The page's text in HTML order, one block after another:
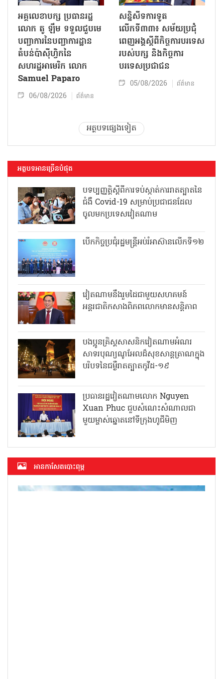
អគ្គលេខាបក្ស ប្រធានរដ្ឋ
លោក តូ ឡឹម ទទួលជួបមេ
បញ្ជាការនៃបញ្ជាការដ្ឋាន
តំបន់ប៉ាស៊ីហ្វិកនៃ
សហរដ្ឋអាមេរិក លោក
Samuel Paparo
06/08/2026 ព័ត៌មាន
សន្និសីទការទូត
លើកទី៣៣៖ សម័យប្រជុំ
ពេញអង្គស្តីពីកិច្ច​ការបរទេស
របស់​បក្ស និងកិច្ច​ការ
បរទេសប្រជាជន
05/08/2026 ព័ត៌មាន
អត្ថបទផ្សេងទៀត
អត្ថបទអានច្រើនបំផុត
បទប្បញ្ញត្តិស្តីពីការទប់ស្កាត់ការរាតត្បាតនៃ
ជំងឺ Covid-19 សម្រាប់ប្រជាជនដែល
ចូលមកប្រទេសវៀតណាម
បើកកិច្ចប្រជុំរដ្ឋមន្ត្រីអប់រំអាស៊ានលើកទី១២
វៀតណាមនឹងរួមដៃជាមួយសហគមន៍
អន្តរជាតិកសាងពិភពលោកមានសន្តិភាព
បងប្អូនគ្រិស្តសាសនិកវៀតណាមអំណរ
សាទរបុណ្យណូអែលដ៏សុខសាន្តត្រាណក្នុង
បរិបទនៃជម្ងឺរាតត្បាតកូវីដ-១៩
ប្រធានរដ្ឋវៀតណាមលោក Nguyen
Xuan Phuc ជួបសំណេះសំណាលជា
មួយម្ចាស់ឆ្នោតនៅទីក្រុងហូជីមិញ
អាន​កាសែត​បោះពុម្ភ